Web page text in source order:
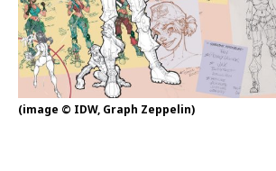
(image © IDW, Graph Zeppelin)